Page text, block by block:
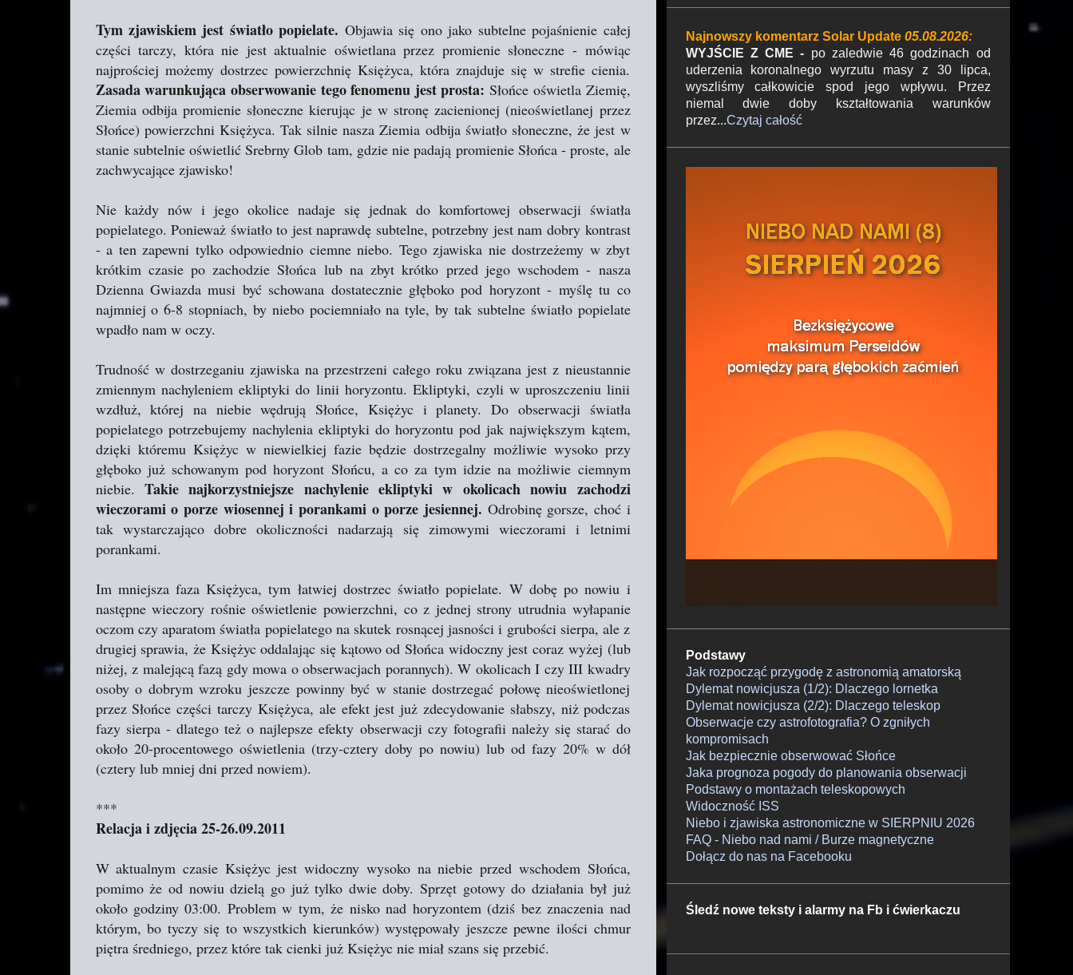
Tym zjawiskiem jest światło popielate. Objawia się ono jako subtelne pojaśnienie całej
części tarczy, która nie jest aktualnie oświetlana przez promienie słoneczne - mówiąc
najprościej możemy dostrzec powierzchnię Księżyca, która znajduje się w strefie cienia.
Zasada warunkująca obserwowanie tego fenomenu jest prosta:Słońce oświetla Ziemię,
Ziemia odbija promienie słoneczne kierując je w stronę zacienionej (nieoświetlanej przez
Słońce) powierzchni Księżyca. Tak silnie nasza Ziemia odbija światło słoneczne, że jest w
stanie subtelnie oświetlić Srebrny Glob tam, gdzie nie padają promienie Słońca - proste, ale
zachwycające zjawisko!
Nie każdy nów i jego okolice nadaje się jednak do komfortowej obserwacji światła
popielatego. Ponieważ światło to jest naprawdę subtelne, potrzebny jest nam dobry kontrast
- a ten zapewni tylko odpowiednio ciemne niebo. Tego zjawiska nie dostrzeżemy w zbyt
krótkim czasie po zachodzie Słońca lub na zbyt krótko przed jego wschodem - nasza
Dzienna Gwiazda musi być schowana dostatecznie głęboko pod horyzont - myślę tu co
najmniej o 6-8 stopniach, by niebo pociemniało na tyle, by tak subtelne światło popielate
wpadło nam w oczy.
Trudność w dostrzeganiu zjawiska na przestrzeni całego roku związana jest z nieustannie
zmiennym nachyleniem ekliptyki do linii horyzontu. Ekliptyki, czyli w uproszczeniu linii
wzdłuż, której na niebie wędrują Słońce, Księżyc i planety. Do obserwacji światła
popielatego potrzebujemy nachylenia ekliptyki do horyzontu pod jak największym kątem,
dzięki któremu Księżyc w niewielkiej fazie będzie dostrzegalny możliwie wysoko przy
głęboko już schowanym pod horyzont Słońcu, a co za tym idzie na możliwie ciemnym
niebie. Takie najkorzystniejsze nachylenie ekliptyki w okolicach nowiu zachodzi
wieczorami o porze wiosennej i porankami o porze jesiennej. Odrobinę gorsze, choć i
tak wystarczająco dobre okoliczności nadarzają się zimowymi wieczorami i letnimi
porankami.
Im mniejsza faza Księżyca, tym łatwiej dostrzec światło popielate. W dobę po nowiu i
następne wieczory rośnie oświetlenie powierzchni, co z jednej strony utrudnia wyłapanie
oczom czy aparatom światła popielatego na skutek rosnącej jasności i grubości sierpa, ale z
drugiej sprawia, że Księżyc oddalając się kątowo od Słońca widoczny jest coraz wyżej (lub
niżej, z malejącą fazą gdy mowa o obserwacjach porannych). W okolicach I czy III kwadry
osoby o dobrym wzroku jeszcze powinny być w stanie dostrzegać połowę nieoświetlonej
przez Słońce części tarczy Księżyca, ale efekt jest już zdecydowanie słabszy, niż podczas
fazy sierpa - dlatego też o najlepsze efekty obserwacji czy fotografii należy się starać do
około 20-procentowego oświetlenia (trzy-cztery doby po nowiu) lub od fazy 20% w dół
(cztery lub mniej dni przed nowiem).
***
Relacja i zdjęcia 25-26.09.2011
W aktualnym czasie Księżyc jest widoczny wysoko na niebie przed wschodem Słońca,
pomimo że od nowiu dzielą go już tylko dwie doby. Sprzęt gotowy do działania był już
około godziny 03:00. Problem w tym, że nisko nad horyzontem (dziś bez znaczenia nad
którym, bo tyczy się to wszystkich kierunków) występowały jeszcze pewne ilości chmur
piętra średniego, przez które tak cienki już Księżyc nie miał szans się przebić.
Najnowszy komentarz Solar Update05.08.2026:
WYJŚCIE Z CME - po zaledwie 46 godzinach od
uderzenia koronalnego wyrzutu masy z 30 lipca,
wyszliśmy całkowicie spod jego wpływu. Przez
niemal dwie doby kształtowania warunków
przez...Czytaj całość
Podstawy
Jak rozpocząć przygodę z astronomią amatorską
Dylemat nowicjusza (1/2): Dlaczego lornetka
Dylemat nowicjusza (2/2): Dlaczego teleskop
Obserwacje czy astrofotografia? O zgniłych
kompromisach
Jak bezpiecznie obserwować Słońce
Jaka prognoza pogody do planowania obserwacji
Podstawy o montażach teleskopowych
Widoczność ISS
Niebo i zjawiska astronomiczne w SIERPNIU 2026
FAQ - Niebo nad nami / Burze magnetyczne
Dołącz do nas na Facebooku
Śledź nowe teksty i alarmy na Fb i ćwierkaczu